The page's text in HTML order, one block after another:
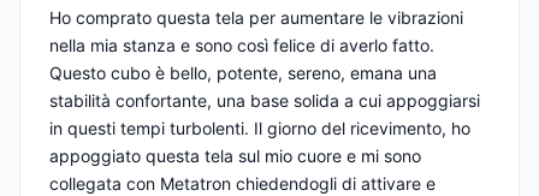
Ho comprato questa tela per aumentare le vibrazioni
nella mia stanza e sono così felice di averlo fatto.
Questo cubo è bello, potente, sereno, emana una
stabilità confortante, una base solida a cui appoggiarsi
in questi tempi turbolenti. Il giorno del ricevimento, ho
appoggiato questa tela sul mio cuore e mi sono
collegata con Metatron chiedendogli di attivare e